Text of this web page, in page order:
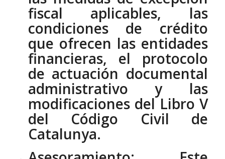
fiscal aplicables, las
condiciones de crédito
que ofrecen las entidades
financieras, el protocolo
de actuación documental
administrativo y las
modificaciones del Libro V
del Código Civil de
Catalunya.